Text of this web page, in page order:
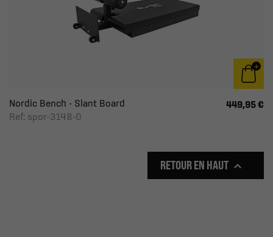
Nordic Bench - Slant Board
Ref: spor-3148-0
449,95 €
RETOUR EN HAUT 